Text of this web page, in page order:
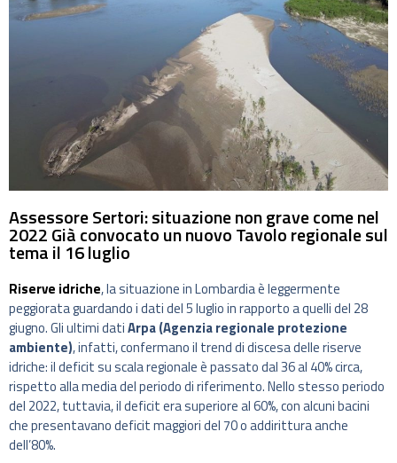
Assessore Sertori: situazione non grave come nel
2022 Già convocato un nuovo Tavolo regionale sul
tema il 16 luglio
Riserve idriche, la situazione in Lombardia è leggermente
peggiorata guardando i dati del 5 luglio in rapporto a quelli del 28
giugno. Gli ultimi datiArpa (Agenzia regionale protezione
ambiente), infatti, confermano il trend di discesa delle riserve
idriche: il deficit su scala regionale è passato dal 36 al 40% circa,
rispetto alla media del periodo di riferimento. Nello stesso periodo
del 2022, tuttavia, il deficit era superiore al 60%, con alcuni bacini
che presentavano deficit maggiori del 70 o addirittura anche
dell’80%.